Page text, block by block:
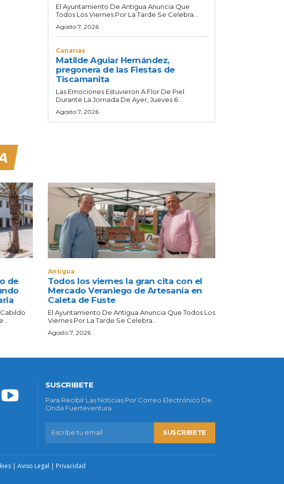
El Ayuntamiento De Antigua Anuncia Que
Todos Los Viernes Por La Tarde Se Celebra...
Agosto 7, 2026
Canarias
Matilde Aguiar Hernández,
pregonera de las Fiestas de
Tiscamanita
Las Emociones Estuvieron A Flor De Piel
Durante La Jornada De Ayer, Jueves 6...
Agosto 7, 2026
de
Antigua
Todos los viernes la gran cita con el
Mercado Veraniego de Artesanía en
Caleta de Fuste
El Ayuntamiento De Antigua Anuncia Que Todos Los
Viernes Por La Tarde Se Celebra...
Agosto 7, 2026
SUSCRIBETE
Para Recibir Las Noticias Por Correo Electrónico De
Onda Fuerteventura.
SUSCRIBETE
| Aviso Legal | Privacidad